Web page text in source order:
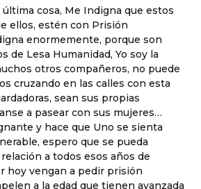
última cosa, Me Indigna que estos
ellos, estén con Prisión
enormemente, porque son
de Lesa Humanidad, Yo soy la
otros compañeros, no puede
cruzando en las calles con esta
sean sus propias
a pasear con sus mujeres…
y hace que Uno se sienta
espero que se pueda
a todos esos años de
hoy vengan a pedir prisión
a la edad que tienen avanzada